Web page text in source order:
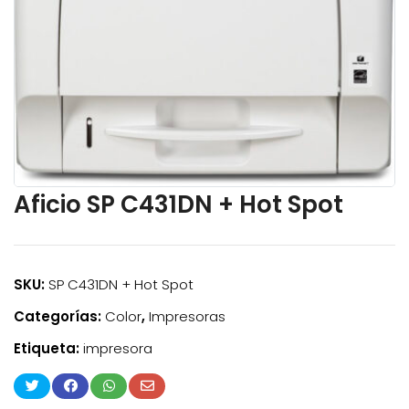
Aficio SP C431DN + Hot Spot
SKU:SP C431DN + Hot Spot
Categorías: Color,Impresoras
Etiqueta:impresora